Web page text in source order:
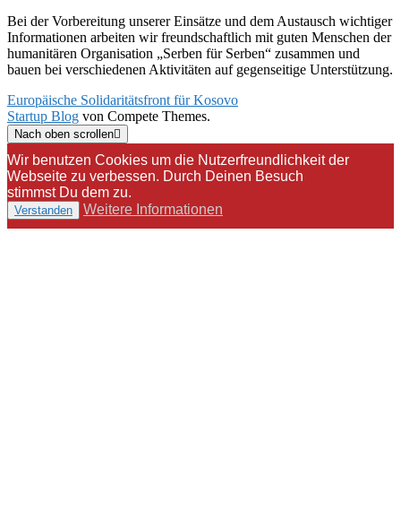
Bei der Vorbereitung unserer Einsätze und dem Austausch wichtiger
Informationen arbeiten wir freundschaftlich mit guten Menschen der
humanitären Organisation „Serben für Serben“ zusammen und
bauen bei verschiedenen Aktivitäten auf gegenseitige Unterstützung.
Europäische Solidaritätsfront für Kosovo
Startup Blog von Compete Themes.
Nach oben scrollen
Wir benutzen Cookies um die Nutzerfreundlichkeit der
Webseite zu verbessen. Durch Deinen Besuch
stimmst Du dem zu.
Verstanden Weitere Informationen